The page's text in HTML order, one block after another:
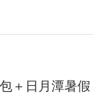
＋日月潭暑假